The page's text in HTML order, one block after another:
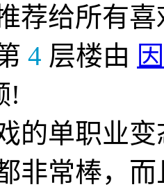
荐给所有
4 层楼由
!
的单职业
非常棒，